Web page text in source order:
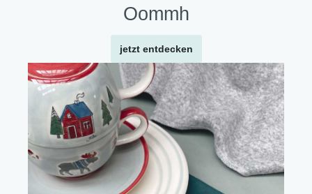
Oommh
jetzt entdecken